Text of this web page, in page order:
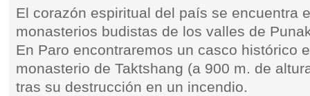
El corazón espiritual del país se encuentra
monasterios budistas de los valles de
En Paro encontraremos un casco histórico
monasterio de Taktshang (a 900 m. de
tras su destrucción en un incendio.